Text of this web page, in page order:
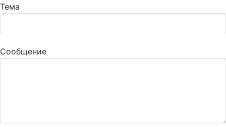
Тема
Сообщение